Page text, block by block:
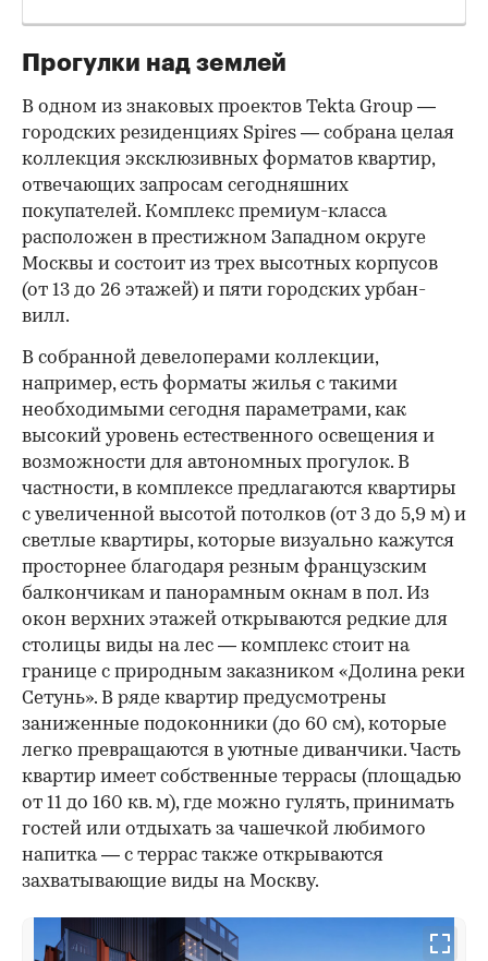
Прогулки над землей
В одном из знаковых проектов Tekta Group —
городских резиденциях Spires — собрана целая
коллекция эксклюзивных форматов квартир,
отвечающих запросам сегодняшних
покупателей. Комплекс премиум-класса
расположен в престижном Западном округе
Москвы и состоит из трех высотных корпусов
(от 13 до 26 этажей) и пяти городских урбан-
вилл.
В собранной девелоперами коллекции,
например, есть форматы жилья с такими
необходимыми сегодня параметрами, как
высокий уровень естественного освещения и
возможности для автономных прогулок. В
частности, в комплексе предлагаются квартиры
с увеличенной высотой потолков (от 3 до 5,9 м) и
светлые квартиры, которые визуально кажутся
просторнее благодаря резным французским
балкончикам и панорамным окнам в пол. Из
окон верхних этажей открываются редкие для
столицы виды на лес — комплекс стоит на
границе с природным заказником «Долина реки
Сетунь». В ряде квартир предусмотрены
заниженные подоконники (до 60 см), которые
легко превращаются в уютные диванчики. Часть
квартир имеет собственные террасы (площадью
от 11 до 160 кв. м), где можно гулять, принимать
гостей или отдыхать за чашечкой любимого
напитка — с террас также открываются
захватывающие виды на Москву.